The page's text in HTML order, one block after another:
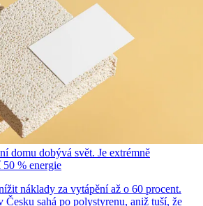
domu dobývá svět. Je extrémně
% energie
náklady za vytápění až o 60 procent.
sahá po polystyrenu, aniž tuší, že